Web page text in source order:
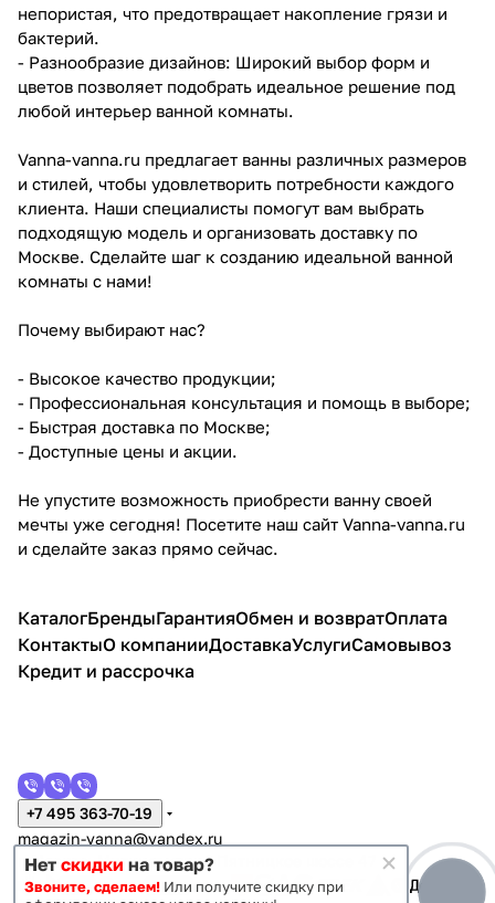
непористая, что предотвращает накопление грязи и
бактерий.
- Разнообразие дизайнов: Широкий выбор форм и
цветов позволяет подобрать идеальное решение под
любой интерьер ванной комнаты.
Vanna-vanna.ru предлагает ванны различных размеров
и стилей, чтобы удовлетворить потребности каждого
клиента. Наши специалисты помогут вам выбрать
подходящую модель и организовать доставку по
Москве. Сделайте шаг к созданию идеальной ванной
комнаты с нами!
Почему выбирают нас?
- Высокое качество продукции;
- Профессиональная консультация и помощь в выборе;
- Быстрая доставка по Москве;
- Доступные цены и акции.
Не упустите возможность приобрести ванну своей
мечты уже сегодня! Посетите наш сайт Vanna-vanna.ru
и сделайте заказ прямо сейчас.
КаталогБрендыГарантияОбмен и возвратОплата
КонтактыО компанииДоставкаУслугиСамовывоз
Кредит и рассрочка
+7 495 363-70-19
magazin-vanna@yandex.ru
г. Москва, Митино, улица Пятницкое шоссе 47
Нет скидки на товар?
Звоните, сделаем! Или получите скидку при